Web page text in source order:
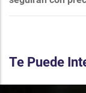
Te Puede